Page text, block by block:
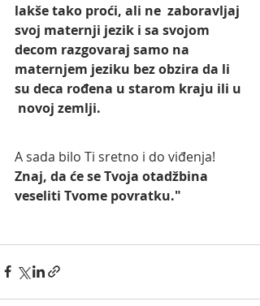
lakše tako proći, ali ne  zaboravljaj
svoj maternji jezik i sa svojom
decom razgovaraj samo na
maternjem jeziku bez obzira da li
su deca rođena u starom kraju ili u
novoj zemlji.
A sada bilo Ti sretno i do viđenja!
Znaj, da će se Tvoja otadžbina
veseliti Tvome povratku."